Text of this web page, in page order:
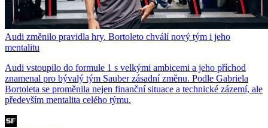
Audi změnilo pravidla hry. Bortoleto chválí nový tým i jeho
mentalitu
Audi vstoupilo do formule 1 s velkými ambicemi a jeho příchod
znamenal pro bývalý tým Sauber zásadní změnu. Podle Gabriela
Bortoleta se proměnila nejen finanční situace a technické zázemí, ale
především mentalita celého týmu.